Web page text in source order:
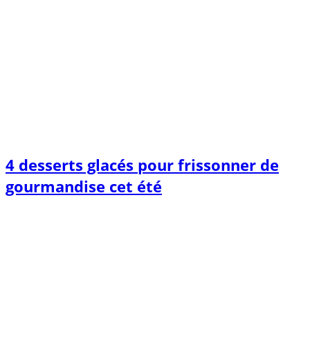
4 desserts glacés pour frissonner de
gourmandise cet été